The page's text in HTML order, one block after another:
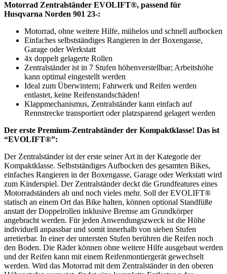
Motorrad Zentralständer EVOLIFT®, passend für
Husqvarna Norden 901 23-:
Motorrad, ohne weitere Hilfe, mühelos und schnell aufbocken
Einfaches selbstständiges Rangieren in der Boxengasse,
Garage oder Werkstatt
4x doppelt gelagerte Rollen
Zentralständer ist in 7 Stufen höhenverstellbar; Arbeitshöhe
kann optimal eingestellt werden
Ideal zum Überwintern; Fahrwerk und Reifen werden
entlastet, keine Reifenstandschäden!
Klappmechanismus, Zentralständer kann einfach auf
Rennstrecke transportiert oder platzsparend gelagert werden
Der erste Premium-Zentralständer der Kompaktklasse! Das ist
“EVOLIFT®”:
Der Zentralständer ist der erste seiner Art in der Kategorie der
Kompaktklasse. Selbstständiges Aufbocken des gesamten Bikes,
einfaches Rangieren in der Boxengasse, Garage oder Werkstatt wird
zum Kinderspiel. Der Zentralständer deckt die Grundfeatures eines
Motorradständers ab und noch vieles mehr. Soll der EVOLIFT®
statisch an einem Ort das Bike halten, können optional Standfüße
anstatt der Doppelrollen inklusive Bremse am Grundkörper
angebracht werden. Für jeden Anwendungszweck ist die Höhe
individuell anpassbar und somit innerhalb von sieben Stufen
arretierbar. In einer der untersten Stufen berühren die Reifen noch
den Boden. Die Räder können ohne weitere Hilfe ausgebaut werden
und der Reifen kann mit einem Reifenmontiergerät gewechselt
werden. Wird das Motorrad mit dem Zentralständer in den oberen